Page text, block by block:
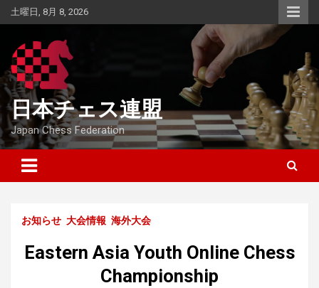
Skip
to
土曜日, 8月 8, 2026
日本チェス連盟
Japan Chess Federation
お知らせ 大会情報 海外大会
Eastern Asia Youth Online Chess
Championship